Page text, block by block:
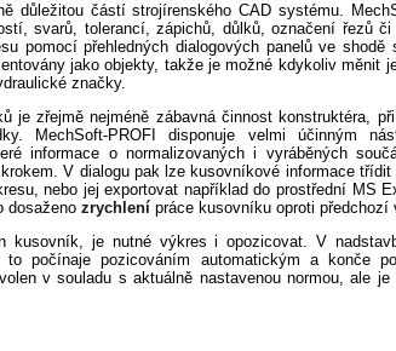
důležitou částí strojírenského CAD systému.
svarů, tolerancí, zápichů, důlků, označení řezů
pomocí přehledných dialogových panelů ve shodě
jako objekty, takže je možné kdykoliv měnit
značky.
je zřejmě nejméně zábavná činnost konstruktéra,
MechSoft-PROFI disponuje velmi účinným
informace o normalizovaných i vyráběných
V dialogu pak lze kusovníkové informace
nebo jej exportovat například do prostřední MS
dosaženo zrychlení práce kusovníku oproti předchozí
kusovník, je nutné výkres i opozicovat. V
počínaje pozicováním automatickým a konče
v souladu s aktuálně nastavenou normou, ale